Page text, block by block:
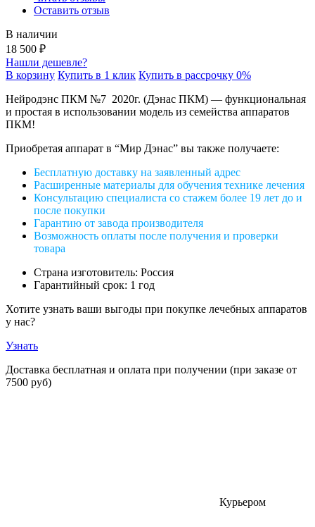
Оставить отзыв
В наличии
18 500 ₽
Нашли дешевле?
В корзину Купить в 1 клик Купить в рассрочку 0%
Нейродэнс ПКМ №7 2020г. (Дэнас ПКМ) — функциональная
и простая в использовании модель из семейства аппаратов
ПКМ!
Приобретая аппарат в “Мир Дэнас” вы также получаете:
Бесплатную доставку на заявленный адрес
Расширенные материалы для обучения технике лечения
Консультацию специалиста со стажем более 19 лет до и
после покупки
Гарантию от завода производителя
Возможность оплаты после получения и проверки
товара
Страна изготовитель: Россия
Гарантийный срок: 1 год
Хотите узнать ваши выгоды при покупке лечебных аппаратов
у нас?
Узнать
Доставка бесплатная и оплата при получении (при заказе от
7500 руб)
Курьером